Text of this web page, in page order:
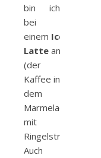
bin ich
bei
einem Iced
Latte angekommen
(der
Kaffee in
dem
Marmeladenglas
mit
Ringelstrohhalm).
Auch